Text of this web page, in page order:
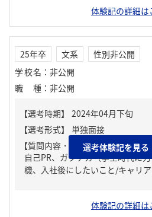
体験記の詳細は
25年卒 文系
性別非公開
学校名 ： 非公開
職種 ： 非公開
【質問内容・課題】
自己PR、ガクチカ（学生時代に
機、入社後にしたいこと/キャリ
選考体験記を見る
体験記の詳細は